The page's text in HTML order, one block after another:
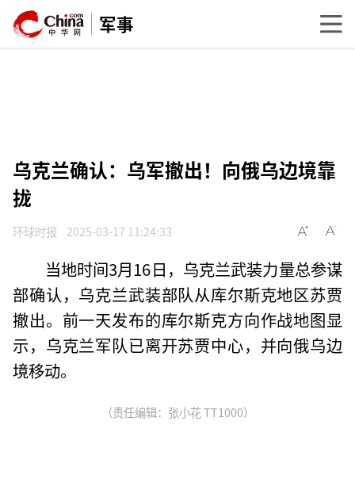
军事
乌克兰确认：乌军撤出！向俄乌边境靠
拢
环球时报 2025-03-17 11:24:33
当地时间3月16日，乌克兰武装力量总参谋
部确认，乌克兰武装部队从库尔斯克地区苏贾
撤出。前一天发布的库尔斯克方向作战地图显
示，乌克兰军队已离开苏贾中心，并向俄乌边
境移动。
（责任编辑：张小花 TT1000）